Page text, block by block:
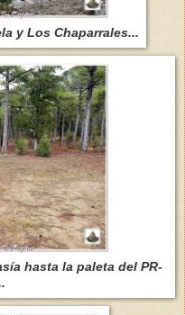
y Los Chaparrales...
hasta la paleta del PR-